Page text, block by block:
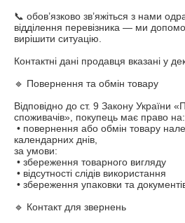
📞 обов’язково зв’яжіться з нами
відділення перевізника — ми
вирішити ситуацію.
Контактні дані продавця вказані у
🔹 Повернення та обмін товару
Відповідно до ст. 9 Закону України
споживачів», покупець має право на:
календарних днів,
за умови:
🔹 Контакт для звернень